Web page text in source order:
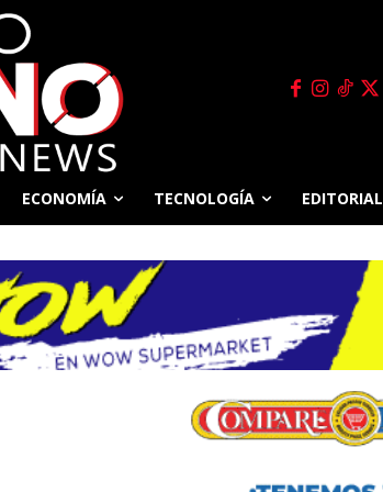
ECONOMÍA TECNOLOGÍA EDITORIAL